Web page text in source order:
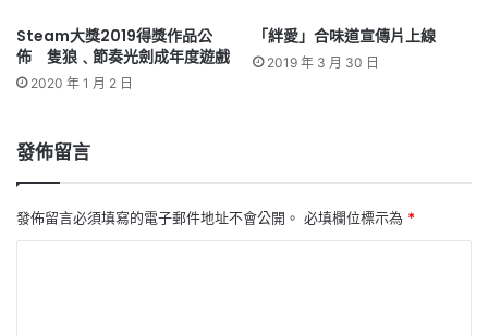
Steam大獎2019得獎作品公
佈 隻狼﹑節奏光劍成年度遊戲
2020 年 1 月 2 日
「絆愛」合味道宣傳片上線
2019 年 3 月 30 日
發佈留言
發佈留言必須填寫的電子郵件地址不會公開。 必填欄位標示為 *